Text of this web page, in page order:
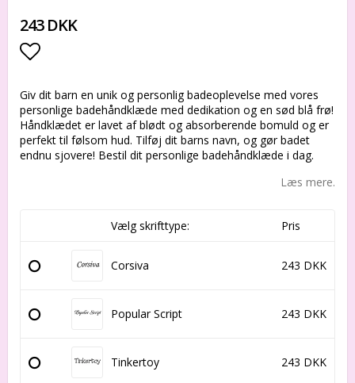
243 DKK
Add to list of favorites
Giv dit barn en unik og personlig badeoplevelse med vores
personlige badehåndklæde med dedikation og en sød blå frø!
Håndklædet er lavet af blødt og absorberende bomuld og er
perfekt til følsom hud. Tilføj dit barns navn, og gør badet
endnu sjovere! Bestil dit personlige badehåndklæde i dag.
Læs mere.
Vælg skrifttype: Pris
Corsiva 243 DKK
Popular Script 243 DKK
Tinkertoy 243 DKK